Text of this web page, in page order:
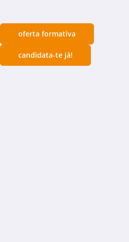
oferta formativa
candidata-te já!